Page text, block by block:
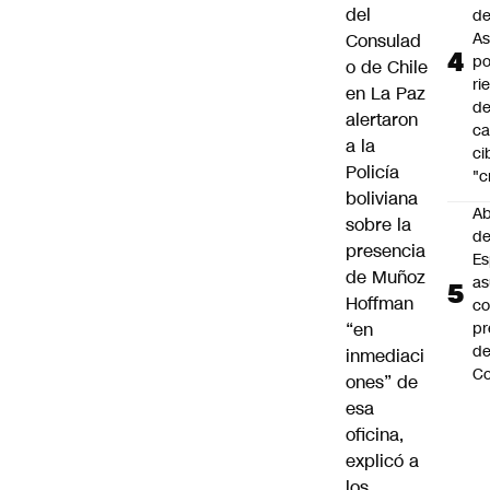
del
Consulad
o de Chile
en La Paz
alertaron
a la
Policía
boliviana
sobre la
presencia
de Muñoz
Hoffman
“en
inmediaci
ones” de
esa
oficina,
explicó a
de
de